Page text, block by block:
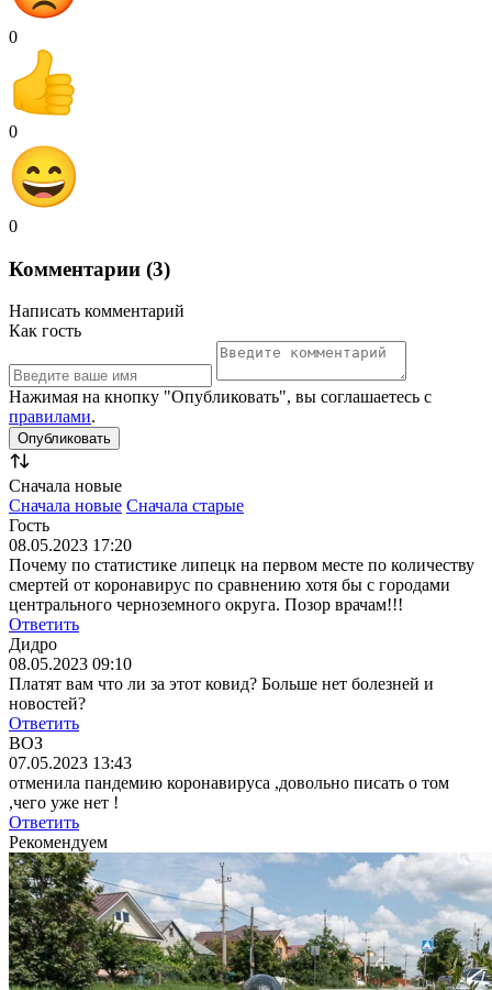
0
0
0
Комментарии (3)
Написать комментарий
Как гость
Нажимая на кнопку "Опубликовать", вы соглашаетесь с
правилами.
Сначала новые
Сначала новые Сначала старые
Гость
08.05.2023 17:20
Почему по статистике липецк на первом месте по количеству
смертей от коронавирус по сравнению хотя бы с городами
центрального черноземного округа. Позор врачам!!!
Ответить
Дидро
08.05.2023 09:10
Платят вам что ли за этот ковид? Больше нет болезней и
новостей?
Ответить
ВОЗ
07.05.2023 13:43
отменила пандемию коронавируса ,довольно писать о том
,чего уже нет !
Ответить
Рекомендуем